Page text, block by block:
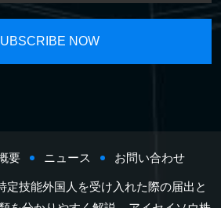
要 ニュース お問い合わせ
定技能外国人を受け入れた際の届出と